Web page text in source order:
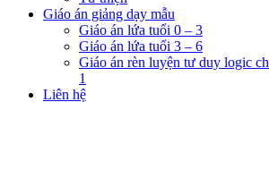
Giáo án giảng dạy mẫu
Giáo án lứa tuổi 0 – 3
Giáo án lứa tuổi 3 – 6
Giáo án rèn luyện tư duy logic
1
Liên hệ